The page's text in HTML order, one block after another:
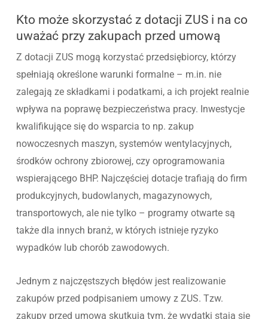
Kto może skorzystać z dotacji ZUS i na co
uważać przy zakupach przed umową
Z dotacji ZUS mogą korzystać przedsiębiorcy, którzy
spełniają określone warunki formalne – m.in. nie
zalegają ze składkami i podatkami, a ich projekt realnie
wpływa na poprawę bezpieczeństwa pracy. Inwestycje
kwalifikujące się do wsparcia to np. zakup
nowoczesnych maszyn, systemów wentylacyjnych,
środków ochrony zbiorowej, czy oprogramowania
wspierającego BHP. Najczęściej dotacje trafiają do firm
produkcyjnych, budowlanych, magazynowych,
transportowych, ale nie tylko – programy otwarte są
także dla innych branż, w których istnieje ryzyko
wypadków lub chorób zawodowych.
Jednym z najczęstszych błędów jest realizowanie
zakupów przed podpisaniem umowy z ZUS. Tzw.
zakupy przed umową skutkują tym, że wydatki stają się